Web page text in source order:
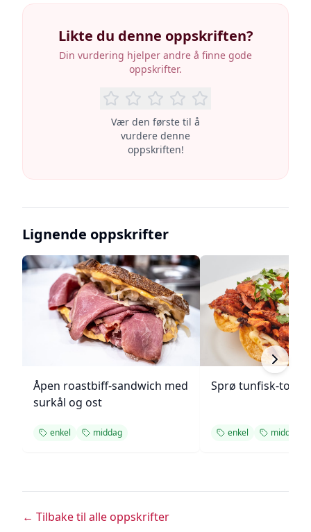
Likte du denne oppskriften?
Din vurdering hjelper andre å finne gode
oppskrifter.
Vær den første til å
vurdere denne
oppskriften!
Lignende oppskrifter
Åpen roastbiff-sandwich med
surkål og ost
enkel middag
Sprø tunfisk-
enkel middag
← Tilbake til alle oppskrifter